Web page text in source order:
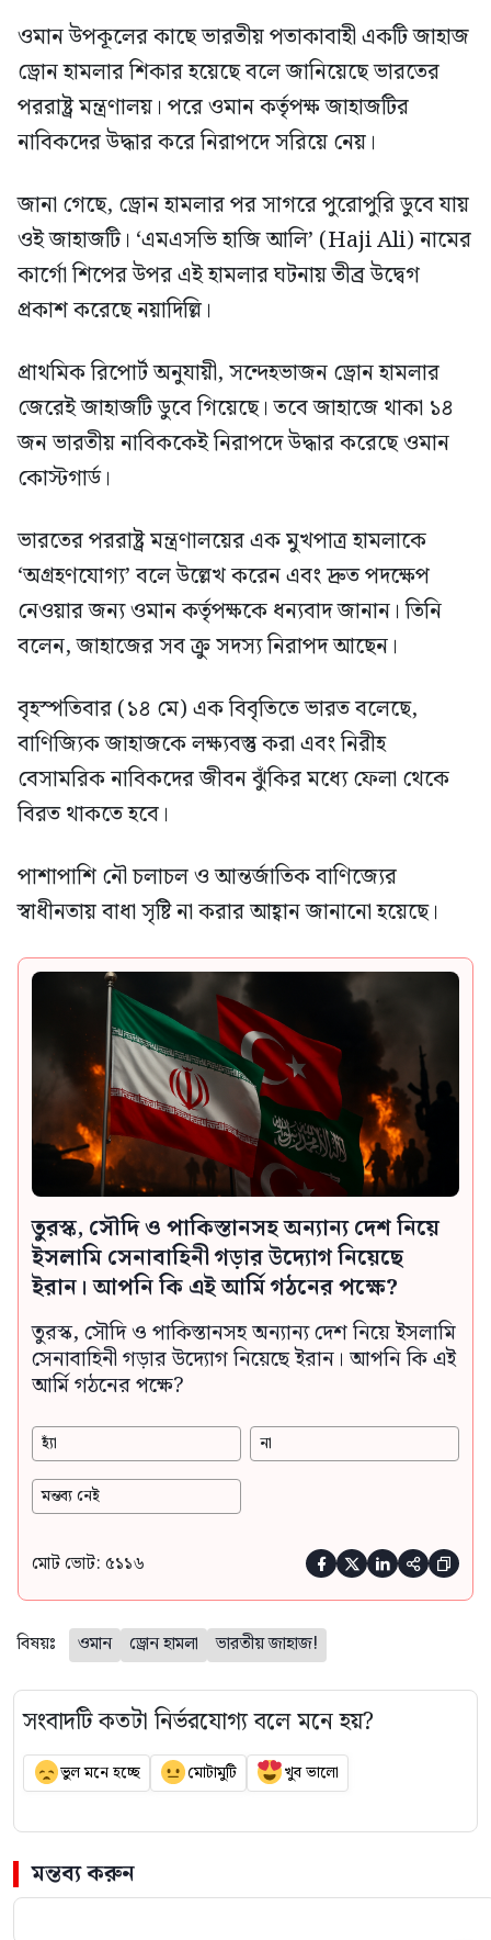
ওমান উপকূলের কাছে ভারতীয় পতাকাবাহী একটি জাহাজ
ড্রোন হামলার শিকার হয়েছে বলে জানিয়েছে ভারতের
পররাষ্ট্র মন্ত্রণালয়। পরে ওমান কর্তৃপক্ষ জাহাজটির
নাবিকদের উদ্ধার করে নিরাপদে সরিয়ে নেয়।
জানা গেছে, ড্রোন হামলার পর সাগরে পুরোপুরি ডুবে যায়
ওই জাহাজটি। ‘এমএসভি হাজি আলি’ (Haji Ali) নামের
কার্গো শিপের উপর এই হামলার ঘটনায় তীব্র উদ্বেগ
প্রকাশ করেছে নয়াদিল্লি।
প্রাথমিক রিপোর্ট অনুযায়ী, সন্দেহভাজন ড্রোন হামলার
জেরেই জাহাজটি ডুবে গিয়েছে। তবে জাহাজে থাকা ১৪
জন ভারতীয় নাবিককেই নিরাপদে উদ্ধার করেছে ওমান
কোস্টগার্ড।
ভারতের পররাষ্ট্র মন্ত্রণালয়ের এক মুখপাত্র হামলাকে
‘অগ্রহণযোগ্য’ বলে উল্লেখ করেন এবং দ্রুত পদক্ষেপ
নেওয়ার জন্য ওমান কর্তৃপক্ষকে ধন্যবাদ জানান। তিনি
বলেন, জাহাজের সব ক্রু সদস্য নিরাপদ আছেন।
বৃহস্পতিবার (১৪ মে) এক বিবৃতিতে ভারত বলেছে,
বাণিজ্যিক জাহাজকে লক্ষ্যবস্তু করা এবং নিরীহ
বেসামরিক নাবিকদের জীবন ঝুঁকির মধ্যে ফেলা থেকে
বিরত থাকতে হবে।
পাশাপাশি নৌ চলাচল ও আন্তর্জাতিক বাণিজ্যের
স্বাধীনতায় বাধা সৃষ্টি না করার আহ্বান জানানো হয়েছে।
তুরস্ক, সৌদি ও পাকিস্তানসহ অন্যান্য দেশ নিয়ে
ইসলামি সেনাবাহিনী গড়ার উদ্যোগ নিয়েছে
ইরান। আপনি কি এই আর্মি গঠনের পক্ষে?
তুরস্ক, সৌদি ও পাকিস্তানসহ অন্যান্য দেশ নিয়ে ইসলামি
সেনাবাহিনী গড়ার উদ্যোগ নিয়েছে ইরান। আপনি কি এই
আর্মি গঠনের পক্ষে?
হ্যাঁ না
মন্তব্য নেই
মোট ভোট: ৫১১৬     
বিষয়ঃ ওমান ড্রোন হামলা ভারতীয় জাহাজ!
সংবাদটি কতটা নির্ভরযোগ্য বলে মনে হয়?
ভুল মনে হচ্ছে মোটামুটি খুব ভালো
মন্তব্য করুন